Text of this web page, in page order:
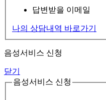
답변받을 이메일
나의 상담내역 바로가기
음성서비스 신청
닫기
음성서비스 신청